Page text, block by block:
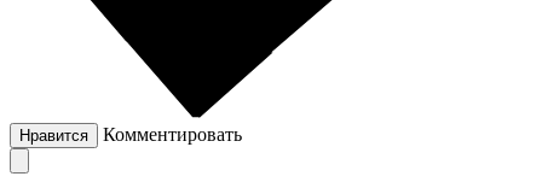
Нравится Комментировать